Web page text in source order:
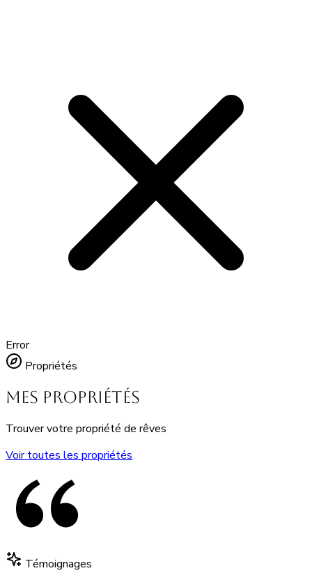
Error
Propriétés
Mes propriétés
Trouver votre propriété de rêves
Voir toutes les propriétés
Témoignages